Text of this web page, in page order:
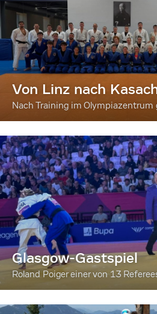
Von Linz nach
Nach Training im
Glasgow-Gastspiel
Roland Poiger einer von 13